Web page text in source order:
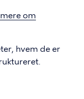
om
hvem de er